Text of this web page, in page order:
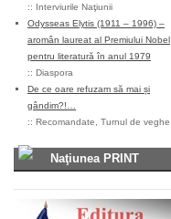
:: Interviurile Naţiunii
Odysseas Elytis (1911 – 1996) –
aromân laureat al Premiului Nobel
pentru literatură în anul 1979
:: Diaspora
De ce oare refuzam să mai și
gândim?!…
:: Recomandate Turnul de veghe
Naţiunea PRINT